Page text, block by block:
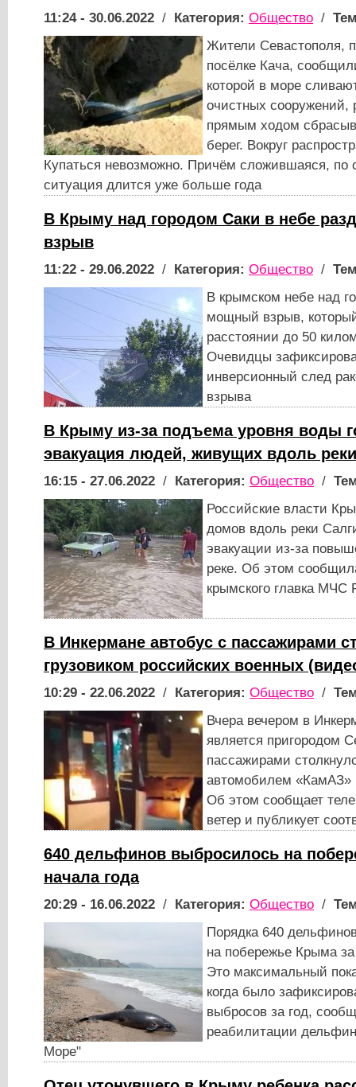
11:24 - 30.06.2022 / Категория: Общество /
Жители Севастополя,
посёлке Кача,
которой в море
очистных сооружений,
прямым ходом
берег. Вокруг
Купаться невозможно. Причём сложившаяся, по
ситуация длится уже больше года
В Крыму над городом Саки в небе
взрыв
11:22 - 29.06.2022 / Категория: Общество /
В крымском небе над
мощный взрыв,
расстоянии до 50
Очевидцы
инверсионный след
взрыва
В Крыму из-за подъема уровня воды
эвакуация людей, живущих вдоль
16:15 - 27.06.2022 / Категория: Общество /
Российские власти
домов вдоль реки
эвакуации из-за
реке. Об этом
крымского главка МЧС
В Инкермане автобус с пассажирами
грузовиком российских военных
10:29 - 22.06.2022 / Категория: Общество /
Вчера вечером в
является пригородом
пассажирами
автомобилем «КамАЗ»
Об этом сообщает
ветер и публикует
640 дельфинов выбросилось на
начала года
20:29 - 16.06.2022 / Категория: Общество /
Порядка 640
на побережье Крыма
Это максимальный
когда было
выбросов за год,
реабилитации
Море"